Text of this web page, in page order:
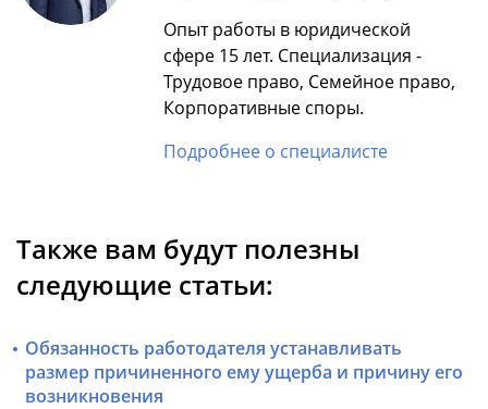
Опыт работы в юридической
сфере 15 лет. Специализация -
Трудовое право, Семейное право,
Корпоративные споры.
Подробнее о специалисте
Также вам будут полезны
следующие статьи:
Обязанность работодателя устанавливать
размер причиненного ему ущерба и причину его
возникновения